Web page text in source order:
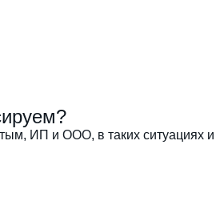
ИП и ООО, в таких ситуациях